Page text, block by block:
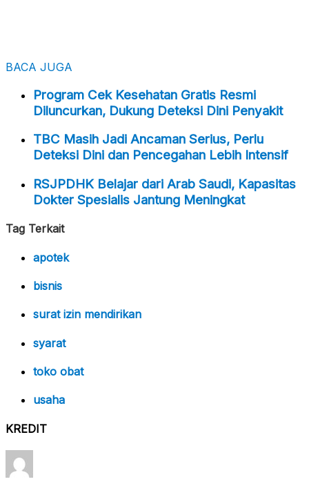
BACA JUGA
Program Cek Kesehatan Gratis Resmi
Diluncurkan, Dukung Deteksi Dini Penyakit
TBC Masih Jadi Ancaman Serius, Perlu
Deteksi Dini dan Pencegahan Lebih Intensif
RSJPDHK Belajar dari Arab Saudi, Kapasitas
Dokter Spesialis Jantung Meningkat
Tag Terkait
apotek
bisnis
surat izin mendirikan
syarat
toko obat
usaha
KREDIT